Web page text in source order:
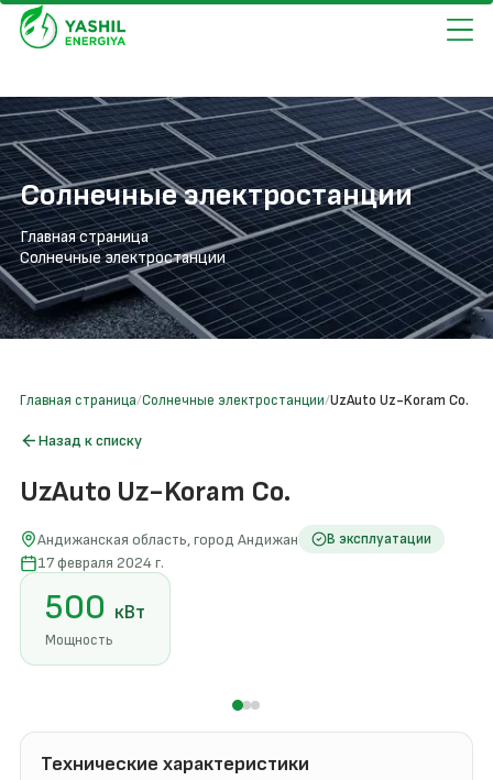
Солнечные электростанции
Главная страница
Солнечные электростанции
Главная страница Солнечные электростанции UzAuto Uz-Koram Co.
Назад к списку
UzAuto Uz-Koram Co.
Андижанская область, город Андижан В эксплуатации
17 февраля 2024 г.
500 кВт
Мощность
Технические характеристики